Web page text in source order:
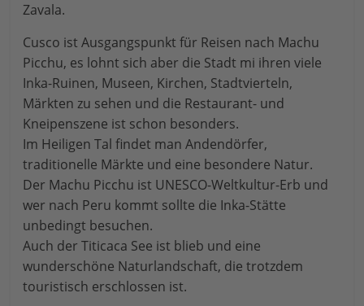
Zavala.
Cusco ist Ausgangspunkt für Reisen nach Machu
Picchu, es lohnt sich aber die Stadt mi ihren viele
Inka-Ruinen, Museen, Kirchen, Stadtvierteln,
Märkten zu sehen und die Restaurant- und
Kneipenszene ist schon besonders.
Im Heiligen Tal findet man Andendörfer,
traditionelle Märkte und eine besondere Natur.
Der Machu Picchu ist UNESCO-Weltkultur-Erb und
wer nach Peru kommt sollte die Inka-Stätte
unbedingt besuchen.
Auch der Titicaca See ist blieb und eine
wunderschöne Naturlandschaft, die trotzdem
touristisch erschlossen ist.